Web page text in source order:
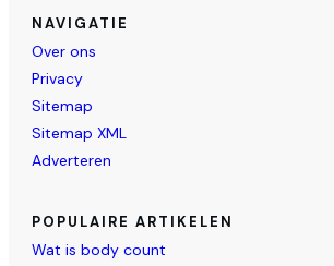
NAVIGATIE
Over ons
Privacy
Sitemap
Sitemap XML
Adverteren
POPULAIRE ARTIKELEN
Wat is body count